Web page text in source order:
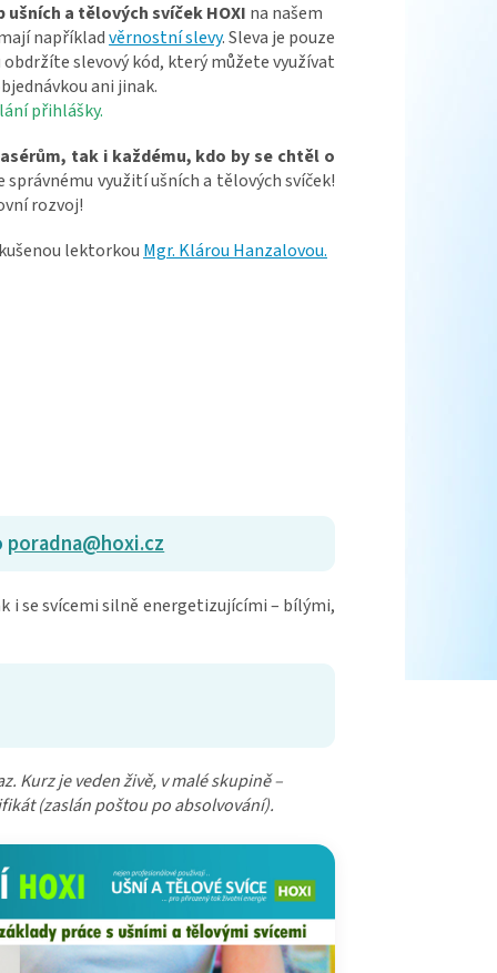
ušních a tělových svíček HOXI na našem
napříkladvěrnostní slevy. Sleva je pouze
slevový kód, který můžete využívat
ani jinak.
přihlášky.
tak i každému, kdo by se chtěl o
využití ušních a tělových svíček!
rozvoj!
lektorkou Mgr. Klárou Hanzalovou.
poradna@hoxi.cz
i se svícemi silně energetizujícími – bílými,
Kurz je veden živě, v malé skupině –
(zaslán poštou po absolvování).